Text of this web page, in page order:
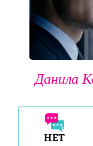
Данила
НЕТ